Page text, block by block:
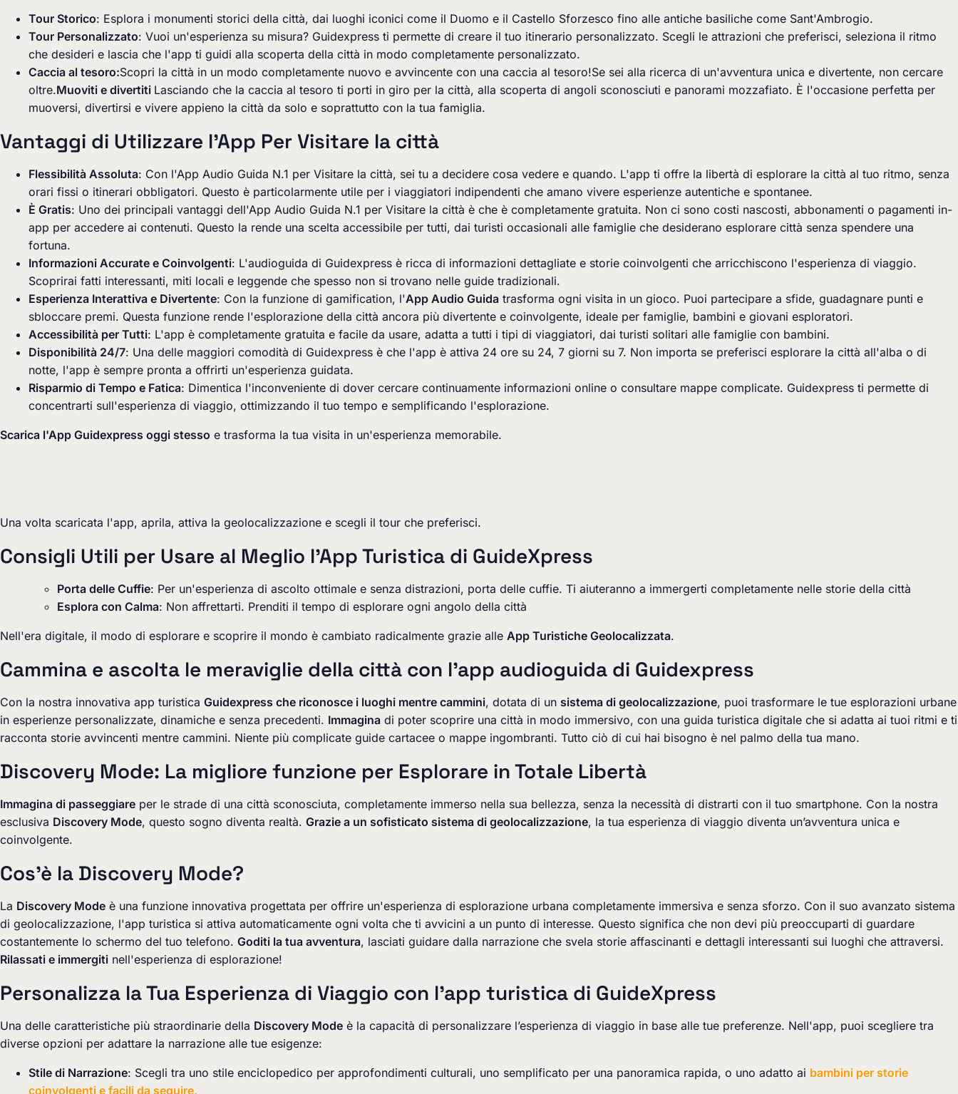
Tour Storico: Esplora i monumenti storici della città, dai luoghi iconici come il Duomo e il Castello Sforzesco fino alle antiche basiliche come Sant'Ambrogio.
Tour Personalizzato: Vuoi un'esperienza su misura? Guidexpress ti permette di creare il tuo itinerario personalizzato. Scegli le attrazioni che preferisci, seleziona il ritmo
che desideri e lascia che l'app ti guidi alla scoperta della città in modo completamente personalizzato.
Caccia al tesoro:Scopri la città in un modo completamente nuovo e avvincente con una caccia al tesoro!Se sei alla ricerca di un'avventura unica e divertente, non cercare
oltre.Muoviti e divertiti Lasciando che la caccia al tesoro ti porti in giro per la città, alla scoperta di angoli sconosciuti e panorami mozzafiato. È l'occasione perfetta per
muoversi, divertirsi e vivere appieno la città da solo e soprattutto con la tua famiglia.
Vantaggi di Utilizzare l'App Per Visitare la città
Flessibilità Assoluta: Con l'App Audio Guida N.1 per Visitare la città, sei tu a decidere cosa vedere e quando. L'app ti offre la libertà di esplorare la città al tuo ritmo, senza
orari fissi o itinerari obbligatori. Questo è particolarmente utile per i viaggiatori indipendenti che amano vivere esperienze autentiche e spontanee.
È Gratis: Uno dei principali vantaggi dell'App Audio Guida N.1 per Visitare la città è che è completamente gratuita. Non ci sono costi nascosti, abbonamenti o pagamenti in-
app per accedere ai contenuti. Questo la rende una scelta accessibile per tutti, dai turisti occasionali alle famiglie che desiderano esplorare città senza spendere una
fortuna.
Informazioni Accurate e Coinvolgenti: L'audioguida di Guidexpress è ricca di informazioni dettagliate e storie coinvolgenti che arricchiscono l'esperienza di viaggio.
Scoprirai fatti interessanti, miti locali e leggende che spesso non si trovano nelle guide tradizionali.
Esperienza Interattiva e Divertente: Con la funzione di gamification, l'App Audio Guida trasforma ogni visita in un gioco. Puoi partecipare a sfide, guadagnare punti e
sbloccare premi. Questa funzione rende l'esplorazione della città ancora più divertente e coinvolgente, ideale per famiglie, bambini e giovani esploratori.
Accessibilità per Tutti: L'app è completamente gratuita e facile da usare, adatta a tutti i tipi di viaggiatori, dai turisti solitari alle famiglie con bambini.
Disponibilità 24/7: Una delle maggiori comodità di Guidexpress è che l'app è attiva 24 ore su 24, 7 giorni su 7. Non importa se preferisci esplorare la città all'alba o di
notte, l'app è sempre pronta a offrirti un'esperienza guidata.
Risparmio di Tempo e Fatica: Dimentica l'inconveniente di dover cercare continuamente informazioni online o consultare mappe complicate. Guidexpress ti permette di
concentrarti sull'esperienza di viaggio, ottimizzando il tuo tempo e semplificando l'esplorazione.
Scarica l'App Guidexpress oggi stesso e trasforma la tua visita in un'esperienza memorabile.
Una volta scaricata l'app, aprila, attiva la geolocalizzazione e scegli il tour che preferisci.
Consigli Utili per Usare al Meglio l'App Turistica di GuideXpress
Porta delle Cuffie: Per un'esperienza di ascolto ottimale e senza distrazioni, porta delle cuffie. Ti aiuteranno a immergerti completamente nelle storie della città
Esplora con Calma: Non affrettarti. Prenditi il tempo di esplorare ogni angolo della città
Nell'era digitale, il modo di esplorare e scoprire il mondo è cambiato radicalmente grazie alle App Turistiche Geolocalizzata.
Cammina e ascolta le meraviglie della città con l'app audioguida di Guidexpress
Con la nostra innovativa app turistica Guidexpress che riconosce i luoghi mentre cammini, dotata di un sistema di geolocalizzazione, puoi trasformare le tue esplorazioni urbane
in esperienze personalizzate, dinamiche e senza precedenti. Immagina di poter scoprire una città in modo immersivo, con una guida turistica digitale che si adatta ai tuoi ritmi e ti
racconta storie avvincenti mentre cammini. Niente più complicate guide cartacee o mappe ingombranti. Tutto ciò di cui hai bisogno è nel palmo della tua mano.
Discovery Mode: La migliore funzione per Esplorare in Totale Libertà
Immagina di passeggiare per le strade di una città sconosciuta, completamente immerso nella sua bellezza, senza la necessità di distrarti con il tuo smartphone. Con la nostra
esclusiva Discovery Mode, questo sogno diventa realtà. Grazie a un sofisticato sistema di geolocalizzazione, la tua esperienza di viaggio diventa un’avventura unica e
coinvolgente.
Cos'è la Discovery Mode?
La Discovery Mode è una funzione innovativa progettata per offrire un'esperienza di esplorazione urbana completamente immersiva e senza sforzo. Con il suo avanzato sistema
di geolocalizzazione, l'app turistica si attiva automaticamente ogni volta che ti avvicini a un punto di interesse. Questo significa che non devi più preoccuparti di guardare
costantemente lo schermo del tuo telefono. Goditi la tua avventura, lasciati guidare dalla narrazione che svela storie affascinanti e dettagli interessanti sui luoghi che attraversi.
Rilassati e immergiti nell'esperienza di esplorazione!
Personalizza la Tua Esperienza di Viaggio con l'app turistica di GuideXpress
Una delle caratteristiche più straordinarie della Discovery Mode è la capacità di personalizzare l’esperienza di viaggio in base alle tue preferenze. Nell'app, puoi scegliere tra
diverse opzioni per adattare la narrazione alle tue esigenze:
Stile di Narrazione: Scegli tra uno stile enciclopedico per approfondimenti culturali, uno semplificato per una panoramica rapida, o uno adatto ai bambini per storie
coinvolgenti e facili da seguire.